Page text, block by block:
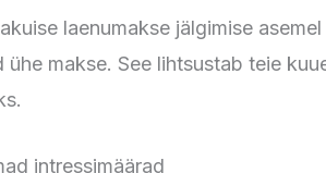
laenumakse jälgimise
ühe makse. See lihtsustab teie
intressimäärad